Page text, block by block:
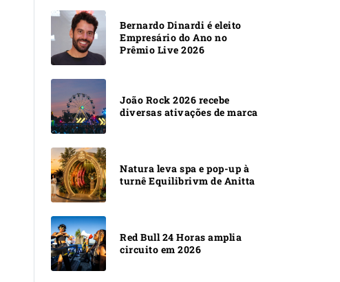
Bernardo Dinardi é eleito
Empresário do Ano no
Prêmio Live 2026
João Rock 2026 recebe
diversas ativações de marca
Natura leva spa e pop-up à
turnê Equilibrivm de Anitta
Red Bull 24 Horas amplia
circuito em 2026